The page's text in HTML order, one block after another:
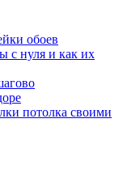
обоев
с нуля и как их
потолка своими